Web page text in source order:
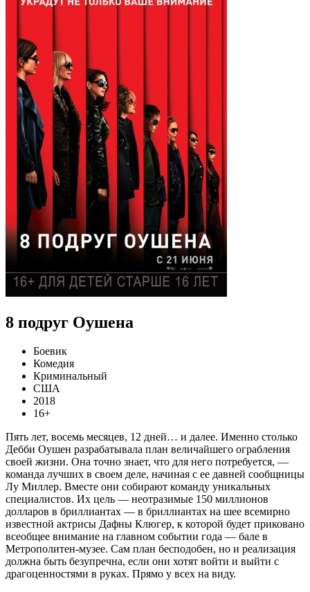
8 подруг Оушена
Боевик
Комедия
Криминальный
США
2018
16+
Пять лет, восемь месяцев, 12 дней… и далее. Именно столько
Дебби Оушен разрабатывала план величайшего ограбления
своей жизни. Она точно знает, что для него потребуется, —
команда лучших в своем деле, начиная с ее давней сообщницы
Лу Миллер. Вместе они собирают команду уникальных
специалистов. Их цель — неотразимые 150 миллионов
долларов в бриллиантах — в бриллиантах на шее всемирно
известной актрисы Дафны Клюгер, к которой будет приковано
всеобщее внимание на главном событии года — бале в
Метрополитен-музее. Сам план бесподобен, но и реализация
должна быть безупречна, если они хотят войти и выйти с
драгоценностями в руках. Прямо у всех на виду.